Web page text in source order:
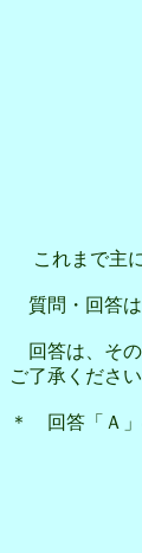
これまで主に
質問・回答は
回答は、その
ご了承ください
＊ 回答「Ａ」